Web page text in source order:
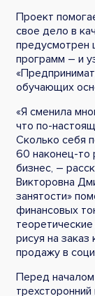
Проект
свое дело в
предусмотрен
программ – и
обучающих
«Я сменила
что по-
Сколько себя
60 наконец-то
бизнес, –
Викторовна
занятости»
финансовых
рисуя на
продажу в
Перед началом